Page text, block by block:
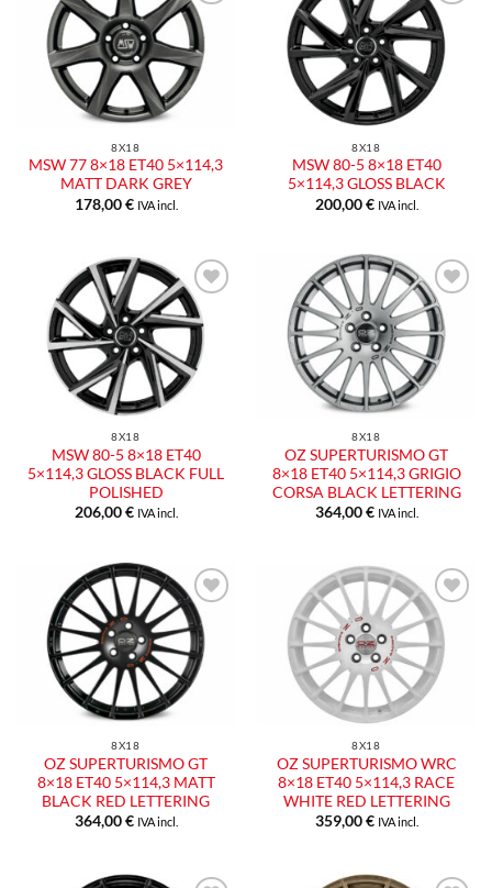
Aggiungi
alla lista
dei
desideri
8X18
MSW 77 8×18 ET40 5×114,3
MATT DARK GREY
178,00€ IVA incl.
Aggiungi
alla lista
dei
desideri
8X18
MSW 80-5 8×18 ET40
5×114,3 GLOSS BLACK
200,00€ IVA incl.
Aggiungi
alla lista
dei
desideri
8X18
MSW 80-5 8×18 ET40
5×114,3 GLOSS BLACK FULL
POLISHED
206,00€ IVA incl.
Aggiungi
alla lista
dei
desideri
8X18
OZ SUPERTURISMO GT
8×18 ET40 5×114,3 GRIGIO
CORSA BLACK LETTERING
364,00€ IVA incl.
Aggiungi
alla lista
dei
desideri
8X18
OZ SUPERTURISMO GT
8×18 ET40 5×114,3 MATT
BLACK RED LETTERING
364,00€ IVA incl.
Aggiungi
alla lista
dei
desideri
8X18
OZ SUPERTURISMO WRC
8×18 ET40 5×114,3 RACE
WHITE RED LETTERING
359,00€ IVA incl.